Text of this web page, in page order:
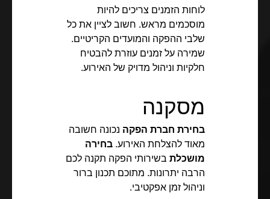
לוחות הזמנים צריכים להיות
מוסכמים מראש. חשוב לציין את כל
שלבי ההפקה והמועדים הקריטיים.
שמירה על זמנים עוזרת להבטיח
חלקיות וניהול מדויק של האירוע.
מסקנה
בחירת חברת הפקה נכונה חשובה
מאוד להצלחת האירוע. בחירה
מושכלת בשירותי הפקה תקנה לכם
הרבה יתרונות. מתוכם תכנון ברור
וניהול זמן אפקטיבי.